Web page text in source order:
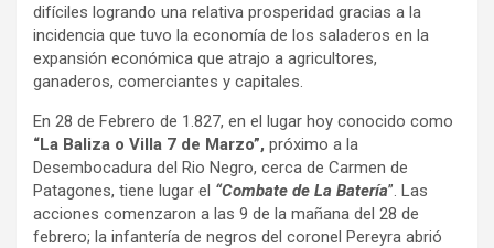
difíciles logrando una relativa prosperidad gracias a la
incidencia que tuvo la economía de los saladeros en la
expansión económica que atrajo a agricultores,
ganaderos, comerciantes y capitales.
En 28 de Febrero de 1.827, en el lugar hoy conocido como
“La Baliza o Villa 7 de Marzo”, próximo a la
Desembocadura del Rio Negro, cerca de Carmen de
Patagones, tiene lugar el “Combate de La Batería”. Las
acciones comenzaron a las 9 de la mañana del 28 de
febrero; la infantería de negros del coronel Pereyra abrió